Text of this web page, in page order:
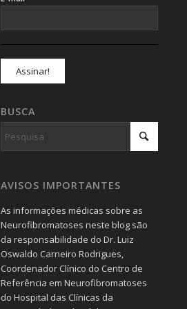
BUSCA
AVISOS IMPORTANTES
As informações médicas sobre as
Neurofibromatoses neste blog são
da responsabilidade do Dr. Luiz
Oswaldo Carneiro Rodrigues,
Coordenador Clínico do Centro de
Referência em Neurofibromatoses
do Hospital das Clínicas da